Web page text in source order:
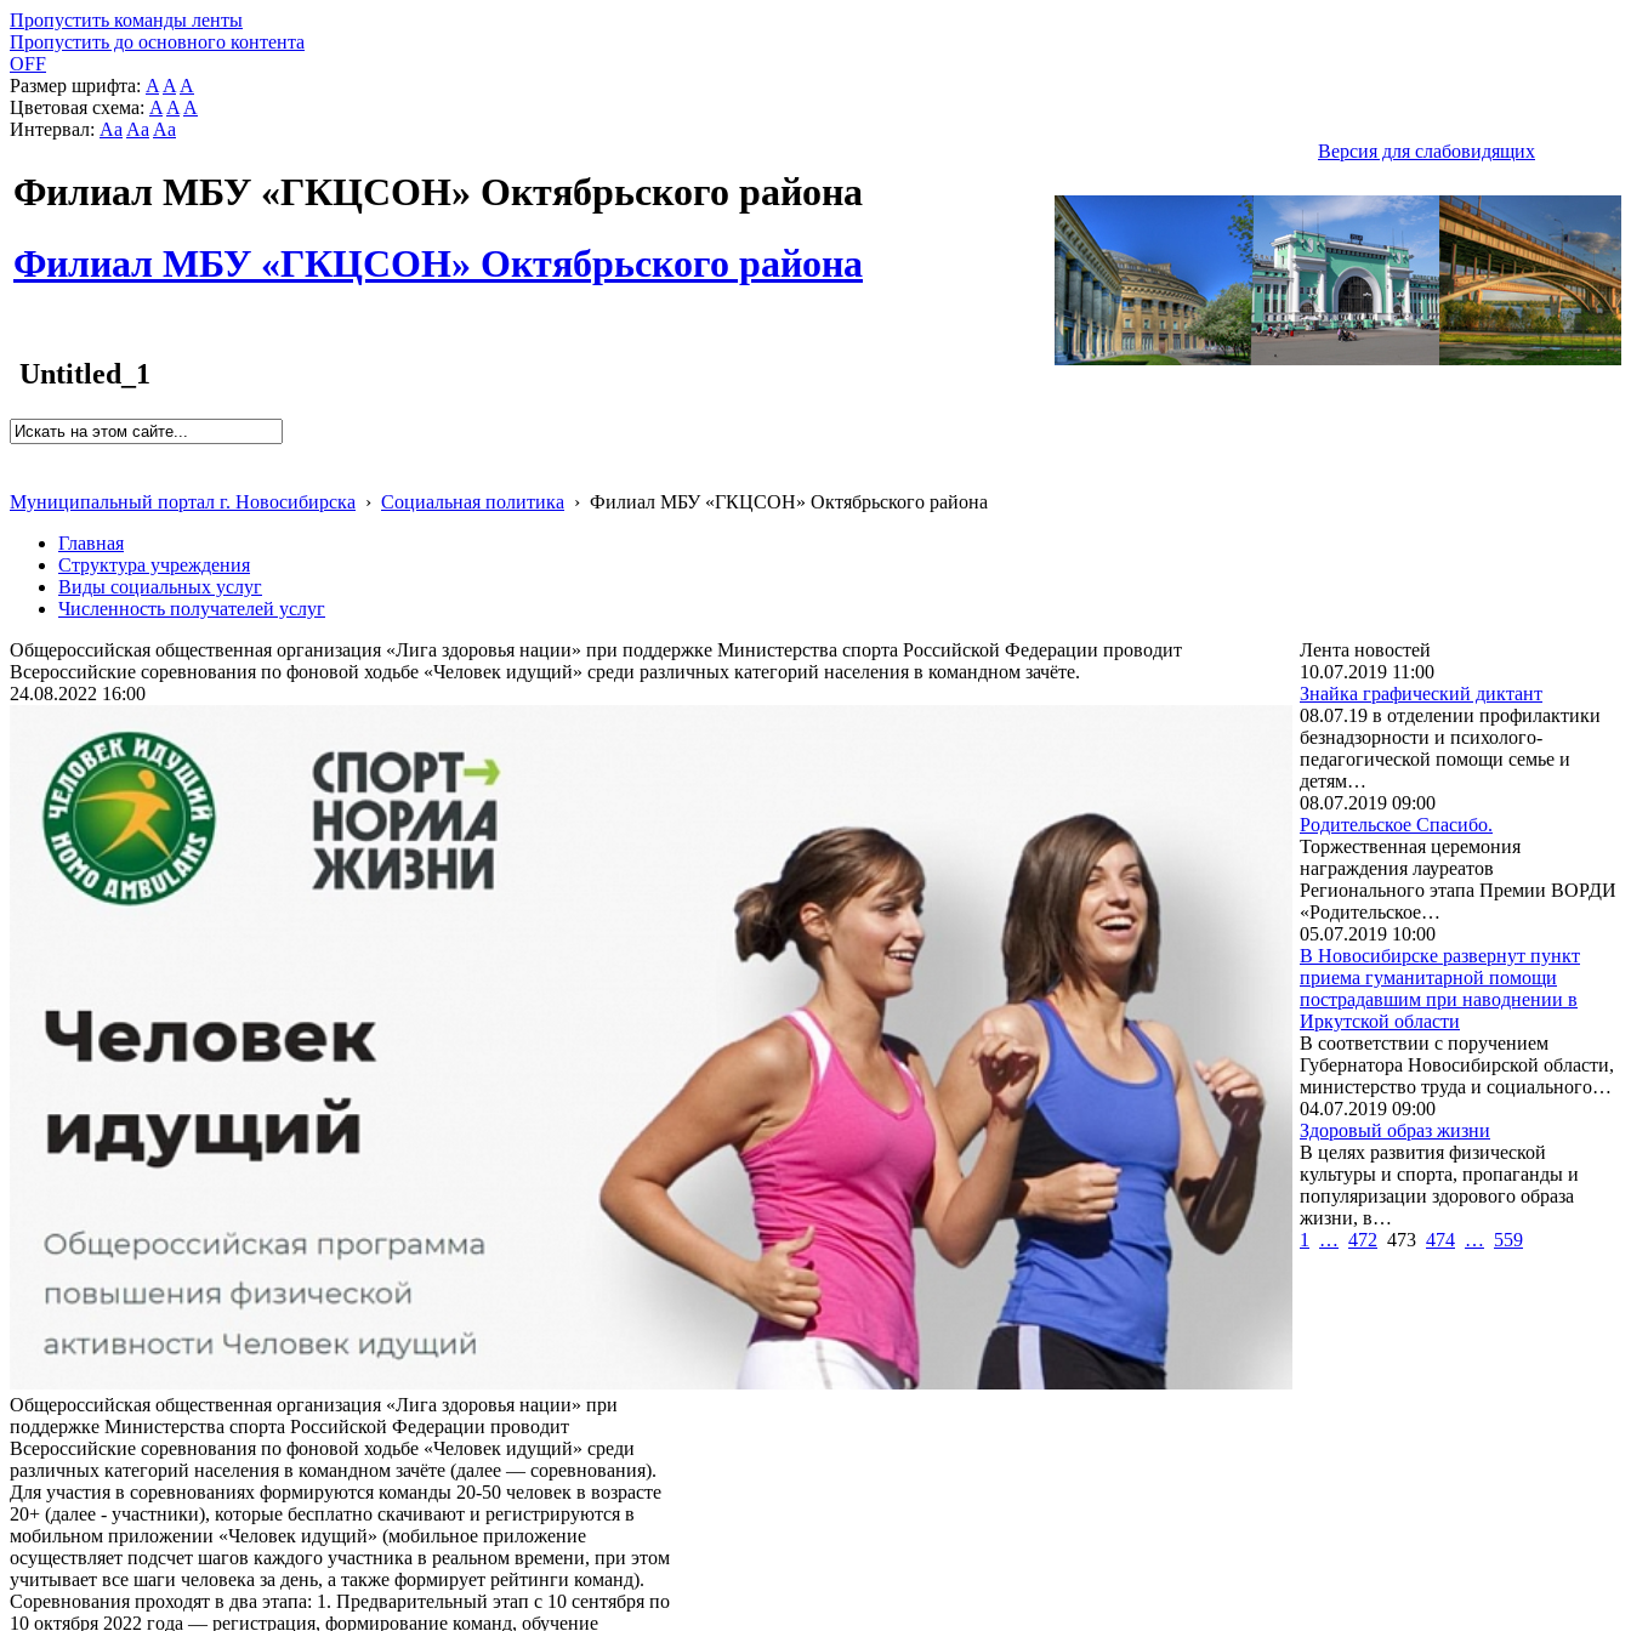
Пропустить команды ленты
Пропустить до основного контента
OFF
Размер шрифта: A A A
Цветовая схема: A A A
Интервал: Aa Aa Aa
Версия для слабовидящих
Филиал МБУ «ГКЦСОН» Октябрьского района
Филиал МБУ «ГКЦСОН» Октябрьского района
Untitled_1
Муниципальный портал г. Новосибирска › Социальная политика › Филиал МБУ «ГКЦСОН» Октябрьского района
Главная
Структура учреждения
Виды социальных услуг
Численность получателей услуг
Общероссийская общественная организация «Лига здоровья нации» при поддержке Министерства спорта Российской Федерации проводит
Всероссийские соревнования по фоновой ходьбе «Человек идущий» среди различных категорий населения в командном зачёте.
24.08.2022 16:00
Общероссийская общественная организация «Лига здоровья нации» при
поддержке Министерства спорта Российской Федерации проводит
Всероссийские соревнования по фоновой ходьбе «Человек идущий» среди
различных категорий населения в командном зачёте (далее — соревнования).
Для участия в соревнованиях формируются команды 20-50 человек в возрасте
20+ (далее - участники), которые бесплатно скачивают и регистрируются в
мобильном приложении «Человек идущий» (мобильное приложение
осуществляет подсчет шагов каждого участника в реальном времени, при этом
учитывает все шаги человека за день, а также формирует рейтинги команд).
Соревнования проходят в два этапа: 1. Предварительный этап с 10 сентября по
10 октября 2022 года — регистрация, формирование команд, обучение
Лента новостей
10.07.2019 11:00
Знайка графический диктант
08.07.19 в отделении профилактики
безнадзорности и психолого-
педагогической помощи семье и
детям…
08.07.2019 09:00
Родительское Спасибо.
Торжественная церемония
награждения лауреатов
Регионального этапа Премии ВОРДИ
«Родительское…
05.07.2019 10:00
В Новосибирске развернут пункт
приема гуманитарной помощи
пострадавшим при наводнении в
Иркутской области
В соответствии с поручением
Губернатора Новосибирской области,
министерство труда и социального…
04.07.2019 09:00
Здоровый образ жизни
В целях развития физической
культуры и спорта, пропаганды и
популяризации здорового образа
жизни, в…
1
… 472 473 474 … 559